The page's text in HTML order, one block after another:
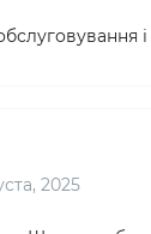
і
2025